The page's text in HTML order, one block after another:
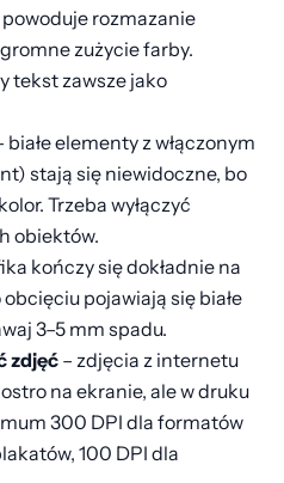
rozmazanie
zużycie farby.
tekst zawsze jako
białe elementy z włączonym
stają się niewidoczne, bo
Trzeba wyłączyć
obiektów.
kończy się dokładnie na
pojawiają się białe
3–5 mm spadu.
zdjęć – zdjęcia z internetu
na ekranie, ale w druku
300 DPI dla formatów
100 DPI dla